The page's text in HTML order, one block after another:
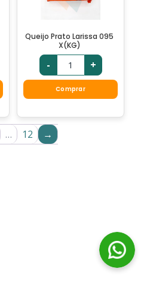
Queijo Prato Larissa 095
X(KG)
- +
Comprar
… 12 →